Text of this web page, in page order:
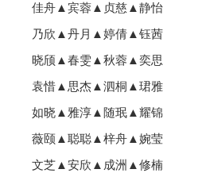
佳舟▲宾蓉▲贞慈▲静怡
乃欣▲丹月▲婷倩▲钰茜
晓颀▲春雯▲秋蓉▲奕思
袁惜▲思杰▲泗桐▲珺雅
如晓▲雅淳▲随珉▲耀锦
薇颐▲聪聪▲梓舟▲婉莹
文芝▲安欣▲成洲▲修楠